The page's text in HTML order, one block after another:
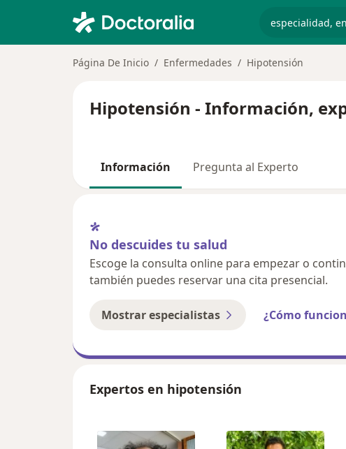
Página De Inicio Enfermedades Hipotensión
Hipotensión - Información,
Información Pregunta al Experto
No descuides tu salud
Escoge la consulta online para empezar o
también puedes reservar una cita presencial.
Mostrar especialistas ¿Cómo
Expertos en hipotensión